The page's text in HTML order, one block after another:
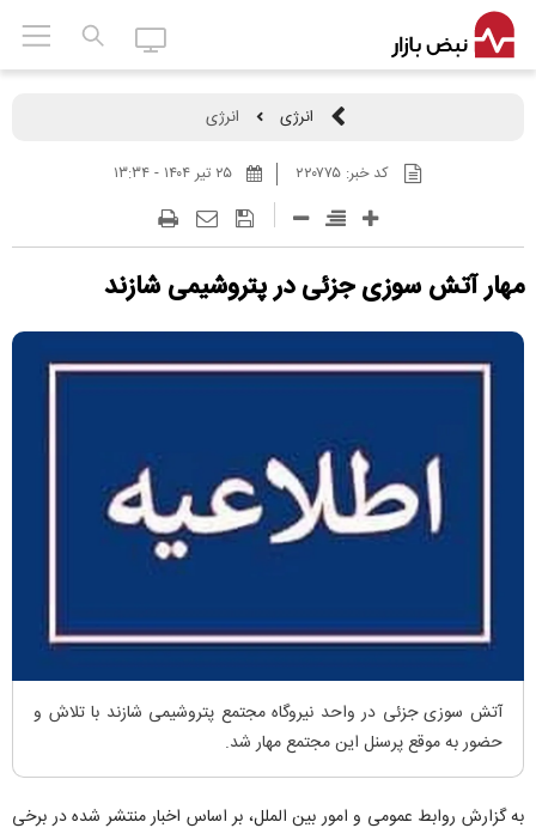
انرژی انرژی
کد خبر: ۲۲۰۷۷۵
مهار آتش سوزی جزئی در پتروشیمی شازند
آتش سوزی جزئی در واحد نیروگاه مجتمع پتروشیمی شازند با تلاش و
حضور به موقع پرسنل این مجتمع مهار شد.
به گزارش روابط عمومی و امور بین الملل، بر اساس اخبار منتشر شده در برخی